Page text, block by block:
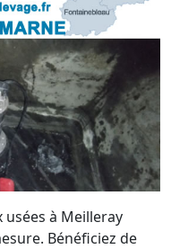
à Meilleray
Bénéficiez de